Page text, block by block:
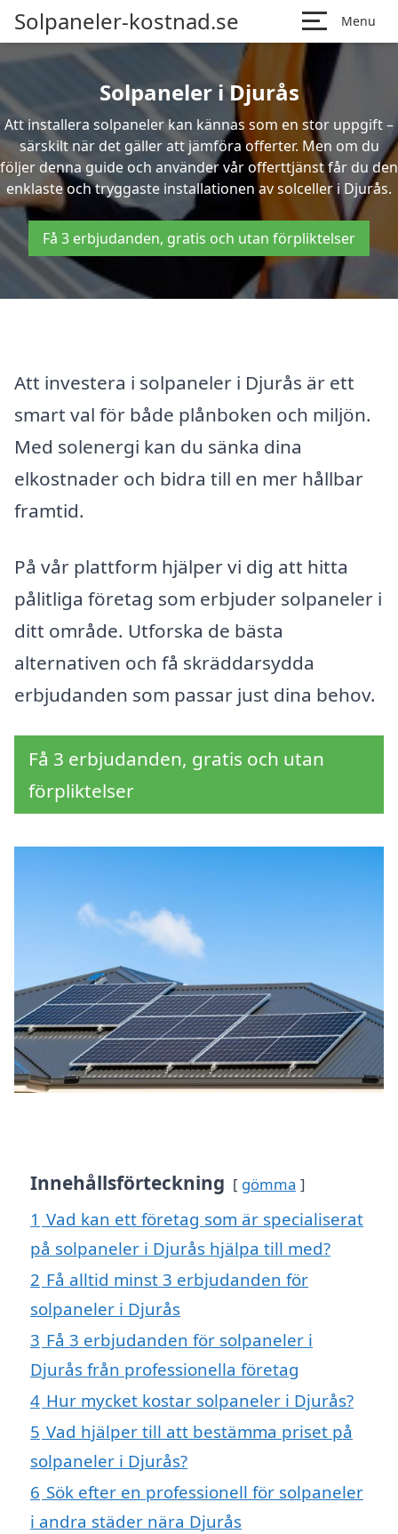
Solpaneler-kostnad.se Menu
Solpaneler i Djurås
Att installera solpaneler kan kännas som en stor uppgift –
särskilt när det gäller att jämföra offerter. Men om du
följer denna guide och använder vår offerttjänst får du den
enklaste och tryggaste installationen av solceller i Djurås.
Få 3 erbjudanden, gratis och utan förpliktelser
Att investera i solpaneler i Djurås är ett
smart val för både plånboken och miljön.
Med solenergi kan du sänka dina
elkostnader och bidra till en mer hållbar
framtid.
På vår plattform hjälper vi dig att hitta
pålitliga företag som erbjuder solpaneler i
ditt område. Utforska de bästa
alternativen och få skräddarsydda
erbjudanden som passar just dina behov.
Få 3 erbjudanden, gratis och utan
förpliktelser
Innehållsförteckning gömma
1 Vad kan ett företag som är specialiserat
på solpaneler i Djurås hjälpa till med?
2 Få alltid minst 3 erbjudanden för
solpaneler i Djurås
3 Få 3 erbjudanden för solpaneler i
Djurås från professionella företag
4 Hur mycket kostar solpaneler i Djurås?
5 Vad hjälper till att bestämma priset på
solpaneler i Djurås?
6 Sök efter en professionell för solpaneler
i andra städer nära Djurås